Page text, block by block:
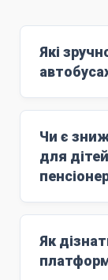
Які
м'які
Wi-Fi;
Чи є
для
Знижки
років.
квитка
місце
Як